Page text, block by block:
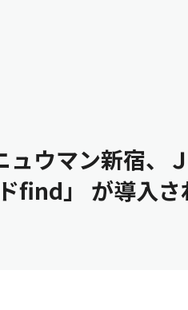
ウマン新宿、
find」 が導入さ